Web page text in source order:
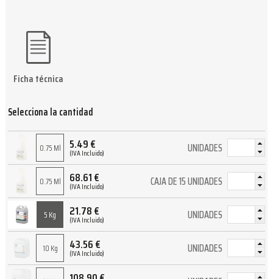
Selecciona la cantidad
0.75 Ml 5.49€
(IVA Incluido) UNIDADES
0.75 Ml 68.61€
(IVA Incluido) CAJA DE 15 UNIDADES
5 Kg 21.78€
(IVA Incluido) UNIDADES
10 Kg 43.56€
(IVA Incluido) UNIDADES
Ficha técnica